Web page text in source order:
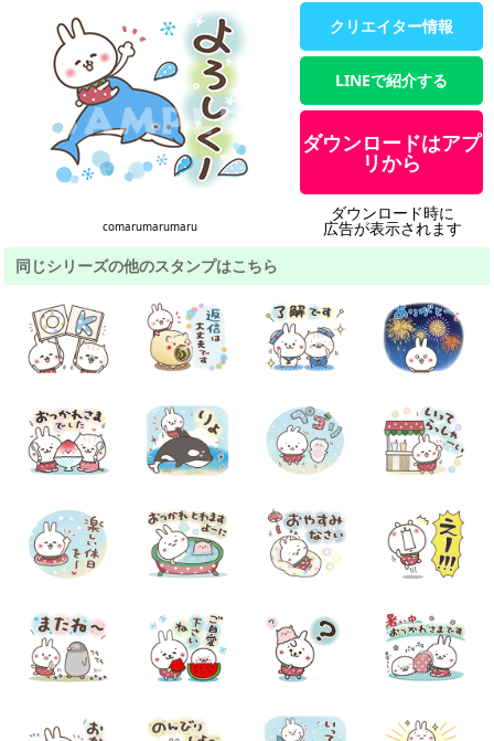
comarumarumaru
クリエイター情報
LINEで紹介する
ダウンロードはアプ
リから
ダウンロード時に
広告が表示されます
同じシリーズの他のスタンプはこちら